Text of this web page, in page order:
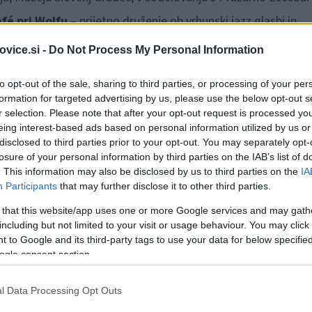
- Do Not Process My Personal Information
opt-out of the sale, sharing to third parties, or processing of your
for targeted advertising by us, please use the below opt-out
selection. Please note that after your opt-out request is processed
interest-based ads based on personal information utilized by us
to third parties prior to your opt-out. You may separately
of your personal information by third parties on the IAB’s list of
This information may also be disclosed by us to third parties on the
Participants that may further disclose it to other third parties.
that this website/app uses one or more Google services and may
but not limited to your visit or usage behaviour. You may
to Google and its third-party tags to use your data for below
consent section.
Data Processing Opt Outs
pri Wolfu– prijetno druženje ob vrhunski jazz glasbi in
kjer opisuje otroška leta malegaHugecain njegovo
–Wolfovi kavi, ki jo polni Pražarna Escobar iz Vrhnike. Na
v Slaščičarni Šrimpf v mestnem jedru Slovenj Gradca.
vatrij Rojstne hiše Huga Wolfa , na Glavnem trgu 40 v
obarvano poslastico- degustacijo Wolfove kave in
Escobar.
(vokal)inUrška Supej